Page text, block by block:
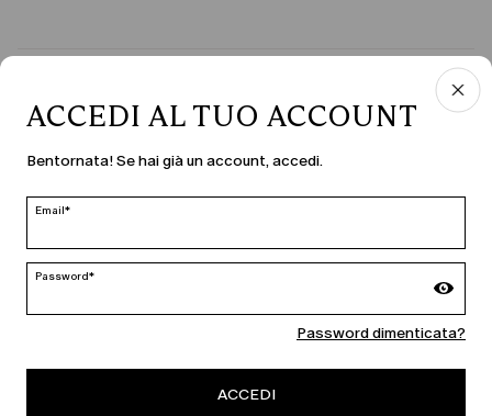
PAESE E LINGUA
modifica
MARINA RINALDI
PERSONA
ACCEDI AL TUO ACCOUNT
Bentornata! Se hai già un account, accedi.
Email*
Password*
Password dimenticata?
ACCEDI